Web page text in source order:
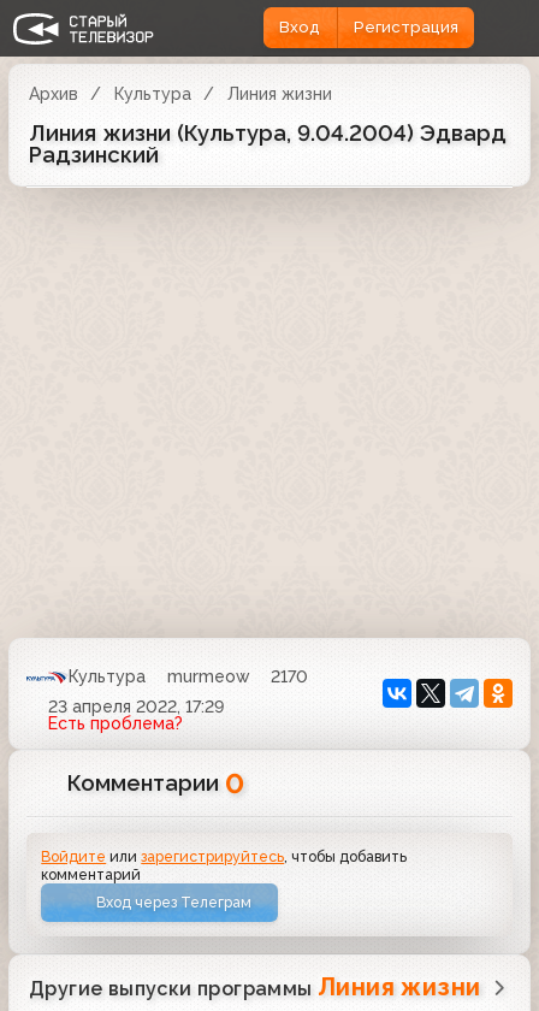
Вход Регистрация
Архив Культура Линия жизни
Линия жизни (Культура, 9.04.2004) Эдвард
Радзинский
Культура murmeow
2170
23 апреля 2022, 17:29
Есть проблема?
Комментарии 0
Войдите илизарегистрируйтесь , чтобы добавить
комментарий
Вход через Телеграм
Другие выпуски программы Линия жизни